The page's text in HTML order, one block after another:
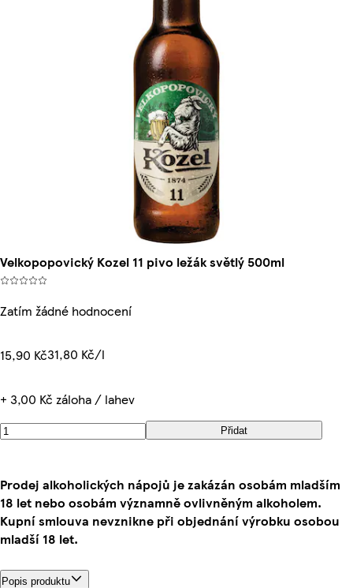
Velkopopovický Kozel 11 pivo ležák světlý 500ml
Zatím žádné hodnocení
15,90 Kč31,80 Kč/l
+ 3,00 Kč záloha / lahev
Přidat
Prodej alkoholických nápojů je zakázán osobám mladším
18 let nebo osobám významně ovlivněným alkoholem.
Kupní smlouva nevznikne při objednání výrobku osobou
mladší 18 let.
Popis produktu